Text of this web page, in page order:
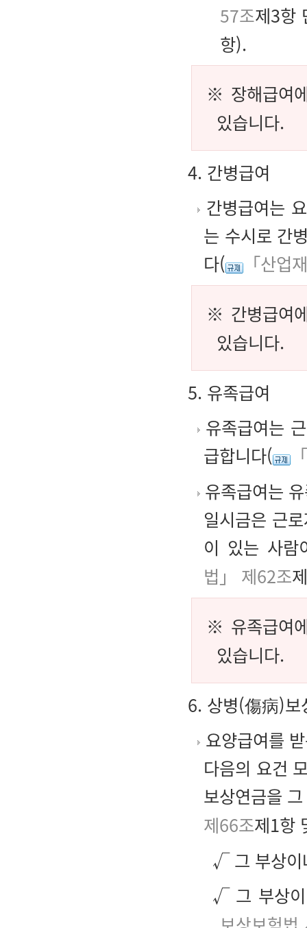
57조제3항
항).
※ 장해급여
있습니다.
4. 간병급여
간병급여는
는 수시로 간
다(
「산업
※ 간병급여
있습니다.
5. 유족급여
유족급여는
급합니다(
유족급여는
일시금은 근
이 있는 사람
법」 제62조
※ 유족급여
있습니다.
6. 상병(傷病)보
요양급여를
다음의 요건
보상연금을
제66조제1항
√ 그 부상이
√ 그 부상이